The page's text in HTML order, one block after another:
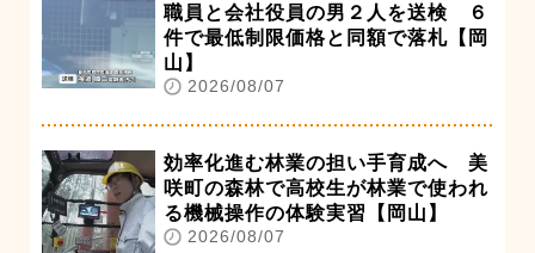
職員と会社役員の男２人を送検 ６
件で最低制限価格と同額で落札【岡
山】
2026/08/07
効率化進む林業の担い手育成へ 美
咲町の森林で高校生が林業で使われ
る機械操作の体験実習【岡山】
2026/08/07